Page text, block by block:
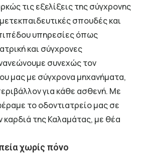
τις εξελίξεις της σύγχρονης
σπουδές και
υπηρεσίες όπως
και σύγχρονες
συνεχώς τον
μας με σύγχρονα μηχανήματα,
για κάθε ασθενή. Με
το οδοντιατρείο μας σε
της Καλαμάτας, με θέα
χωρίς πόνο